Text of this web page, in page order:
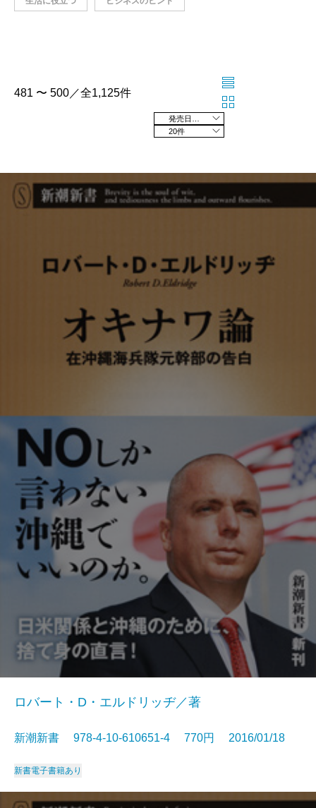
481 〜 500／全1,125件
20件
ロバート・D・エルドリッヂ／著
新潮新書 978-4-10-610651-4 770円 2016/01/18
新書電子書籍あり